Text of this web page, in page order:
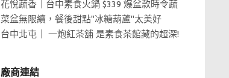
花悅蔬香｜台中素食火鍋 $339 爆盆款時令蔬
菜盆無限續，餐後甜點"冰糖葫蘆"太美好
台中北屯｜ 一炮紅茶舖 是素食茶館藏的超深!
廠商連結